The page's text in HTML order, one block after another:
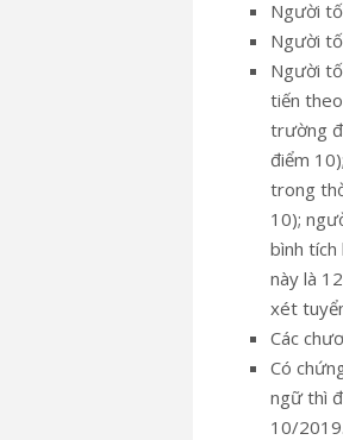
Người
Người
Người
tiến
trường
điểm
trong
10);
bình
này là
xét
Các
Có
ngữ thì
10/2019.